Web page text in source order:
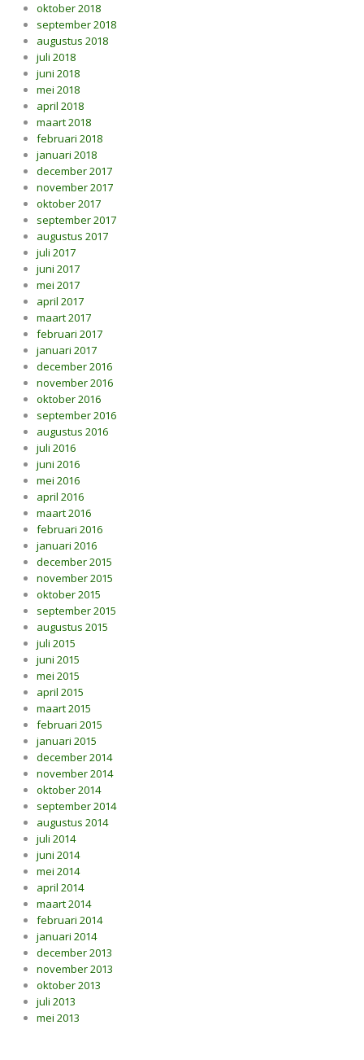
oktober 2018
september 2018
augustus 2018
juli 2018
juni 2018
mei 2018
april 2018
maart 2018
februari 2018
januari 2018
december 2017
november 2017
oktober 2017
september 2017
augustus 2017
juli 2017
juni 2017
mei 2017
april 2017
maart 2017
februari 2017
januari 2017
december 2016
november 2016
oktober 2016
september 2016
augustus 2016
juli 2016
juni 2016
mei 2016
april 2016
maart 2016
februari 2016
januari 2016
december 2015
november 2015
oktober 2015
september 2015
augustus 2015
juli 2015
juni 2015
mei 2015
april 2015
maart 2015
februari 2015
januari 2015
december 2014
november 2014
oktober 2014
september 2014
augustus 2014
juli 2014
juni 2014
mei 2014
april 2014
maart 2014
februari 2014
januari 2014
december 2013
november 2013
oktober 2013
juli 2013
mei 2013